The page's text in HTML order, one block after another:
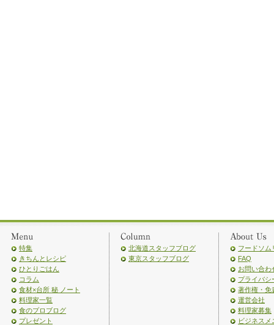
特集
きちんとレシピ
ひとりごはん
コラム
食材×台所 秘 ノート
料理家一覧
食のプロブログ
プレゼント
北海道スタッフブログ
東京スタッフブログ
フードソム
FAQ
お問い合わ
プライバシ
著作権・免
運営会社
料理家募集
ビジネスメ